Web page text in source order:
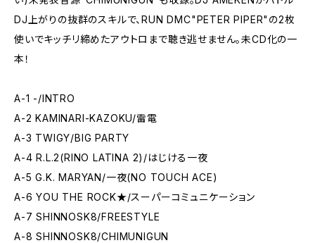
DJ上がりの抜群のスキルで、RUN DMC"PETER PIPER"の2枚
使いでキッチリ締めたアウトロまで聴き逃せません。未CD化の一
本！
A-1 -/INTRO
A-2 KAMINARI-KAZOKU/雷電
A-3 TWIGY/BIG PARTY
A-4 R.L.2(RINO LATINA 2)/はじける一夜
A-5 G.K. MARYAN/一夜(NO TOUCH ACE)
A-6 YOU THE ROCK★/スーパーコミュニケーション
A-7 SHINNOSK8/FREESTYLE
A-8 SHINNOSK8/CHIMUNIGUN